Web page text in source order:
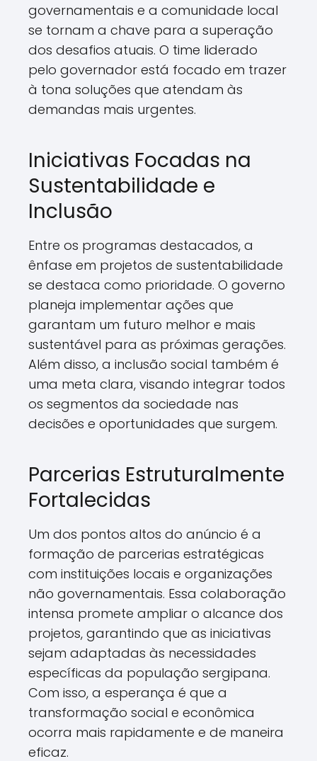
governamentais e a comunidade local
se tornam a chave para a superação
dos desafios atuais. O time liderado
pelo governador está focado em trazer
à tona soluções que atendam às
demandas mais urgentes.
Iniciativas Focadas na
Sustentabilidade e
Inclusão
Entre os programas destacados, a
ênfase em projetos de sustentabilidade
se destaca como prioridade. O governo
planeja implementar ações que
garantam um futuro melhor e mais
sustentável para as próximas gerações.
Além disso, a inclusão social também é
uma meta clara, visando integrar todos
os segmentos da sociedade nas
decisões e oportunidades que surgem.
Parcerias Estruturalmente
Fortalecidas
Um dos pontos altos do anúncio é a
formação de parcerias estratégicas
com instituições locais e organizações
não governamentais. Essa colaboração
intensa promete ampliar o alcance dos
projetos, garantindo que as iniciativas
sejam adaptadas às necessidades
específicas da população sergipana.
Com isso, a esperança é que a
transformação social e econômica
ocorra mais rapidamente e de maneira
eficaz.